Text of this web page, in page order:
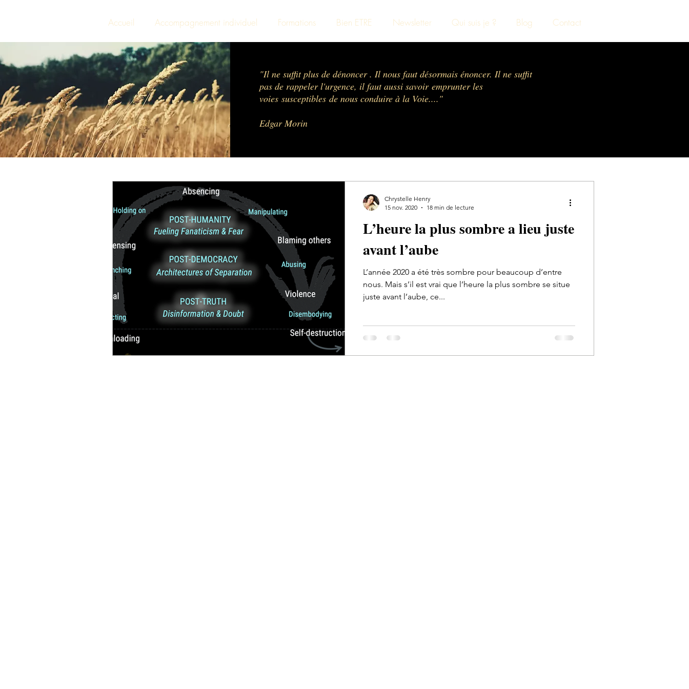
Accueil Accompagnement individuel Formations Bien ETRE Newsletter Qui suis je ? Blog Contact
"Il ne suffit plus de dénoncer . Il nous faut désormais énoncer. Il ne suffit
pas de rappeler l'urgence, il faut aussi savoir emprunter les
voies susceptibles de nous conduire à la Voie...."
Edgar Morin
L’heure la plus sombre a lieu juste
avant l’aube
L’année 2020 a été très sombre pour beaucoup d’entre
nous. Mais s’il est vrai que l’heure la plus sombre se situe
juste avant l’aube, ce...
Chrystelle Henry
15 nov. 2020
18 min de lecture